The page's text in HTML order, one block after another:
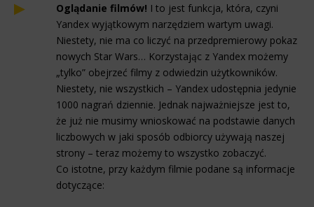
Oglądanie filmów! I to jest funkcja, która, czyni
Yandex wyjątkowym narzędziem wartym uwagi.
Niestety, nie ma co liczyć na przedpremierowy pokaz
nowych Star Wars… Korzystając z Yandex możemy
„tylko” obejrzeć filmy z odwiedzin użytkowników.
Niestety, nie wszystkich – Yandex udostępnia jedynie
1000 nagrań dziennie. Jednak najważniejsze jest to,
że już nie musimy wnioskować na podstawie danych
liczbowych w jaki sposób odbiorcy używają naszej
strony – teraz możemy to wszystko zobaczyć.
Co istotne, przy każdym filmie podane są informacje
dotyczące: